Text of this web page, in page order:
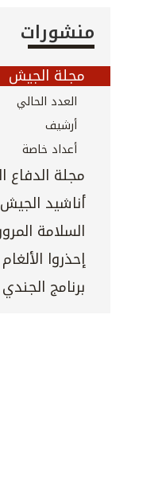
منشورات
مجلة الجيش
العدد الحالي
أرشيف
أعداد خاصة
مجلة الدفاع
أناشيد الجيش
السلامة
إحذروا الألغام
برنامج الجندي